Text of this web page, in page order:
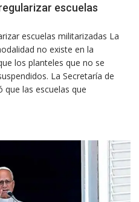
escuelas
escuelas militarizadas La
no existe en la
los planteles que no se
La Secretaría de
que las escuelas que